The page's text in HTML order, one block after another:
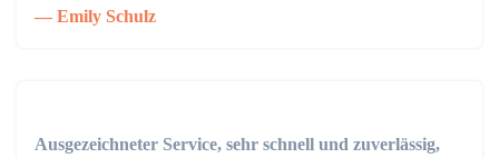
Emily Schulz
Ausgezeichneter Service, sehr schnell und zuverlässig,